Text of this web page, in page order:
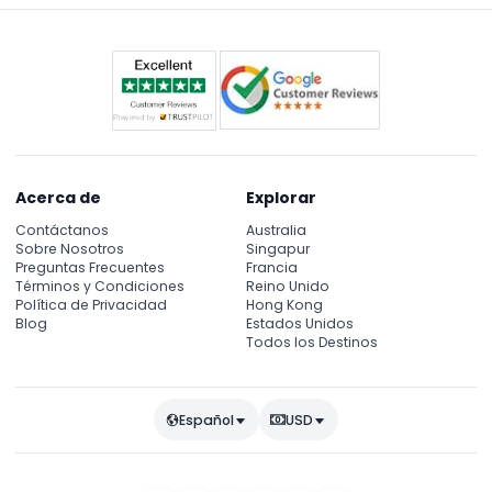
Acerca de
Contáctanos
Sobre Nosotros
Preguntas Frecuentes
Términos y Condiciones
Política de Privacidad
Blog
Explorar
Australia
Singapur
Francia
Reino Unido
Hong Kong
Estados Unidos
Todos los Destinos
Español USD